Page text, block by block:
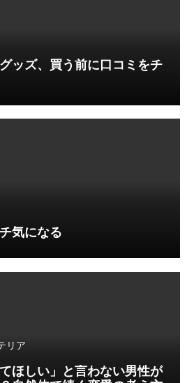
ッズ、買う前に口コミをチ
気になる
リア
ほしい」と言わない男性が